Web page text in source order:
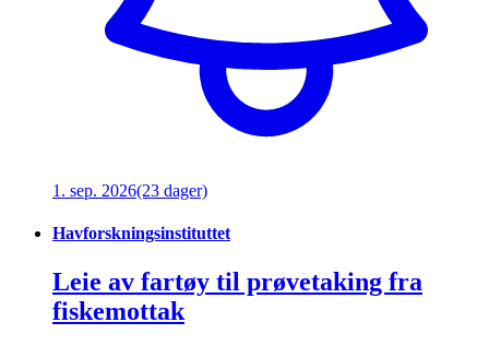
1. sep. 2026(23 dager)
Havforskningsinstituttet
Leie av fartøy til prøvetaking fra
fiskemottak